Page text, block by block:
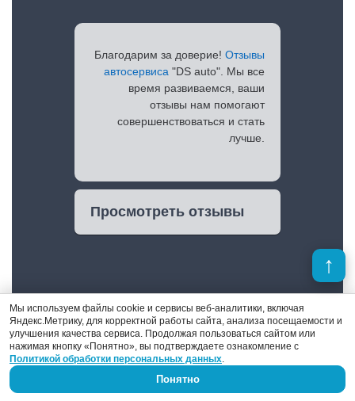
Благодарим за доверие! Отзывы
автосервиса "DS auto". Мы все
время развиваемся, ваши
отзывы нам помогают
совершенствоваться и стать
лучше.
Просмотреть отзывы
Денис Поршнев
Мы используем файлы cookie и сервисы веб-аналитики, включая
Яндекс.Метрику, для корректной работы сайта, анализа посещаемости и
улучшения качества сервиса. Продолжая пользоваться сайтом или
нажимая кнопку «Понятно», вы подтверждаете ознакомление с
Политикой обработки персональных данных.
Понятно